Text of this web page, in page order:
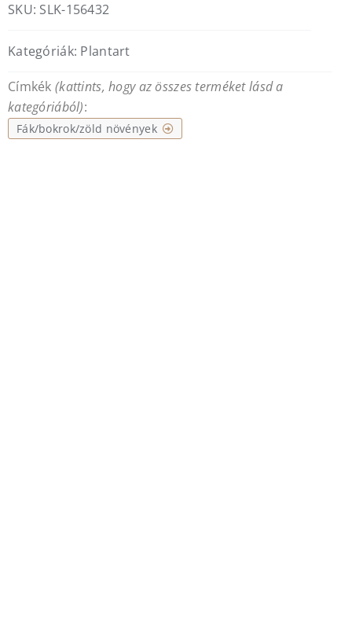
SKU: SLK-156432
Kategóriák: Plantart
Címkék (kattints, hogy az összes terméket lásd a
kategóriából):
Fák/bokrok/zöld növények